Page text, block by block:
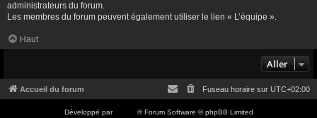
administrateurs du forum.
Les membres du forum peuvent également utiliser le lien « L’équipe ».
Haut
Aller
Accueil du forum Fuseau horaire sur UTC+02:00
Développé par ® Forum Software © phpBB Limited